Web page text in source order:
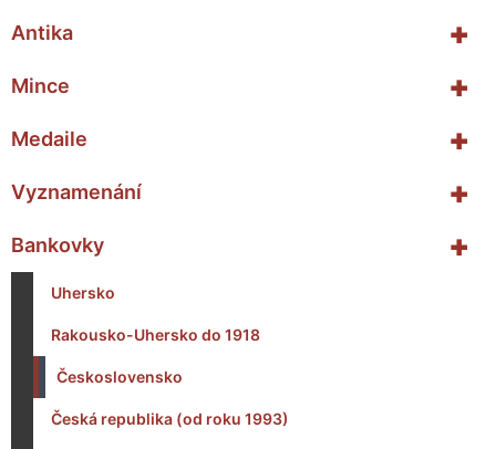
+
Antika
+
Mince
+
Medaile
+
Vyznamenání
+
Bankovky
Uhersko
Rakousko-Uhersko do 1918
Československo
Česká republika (od roku 1993)